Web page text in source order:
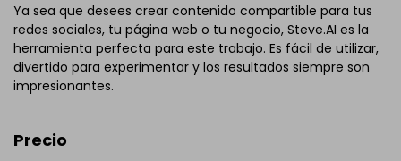
Ya sea que desees crear contenido compartible para tus
redes sociales, tu página web o tu negocio, Steve.AI es la
herramienta perfecta para este trabajo. Es fácil de utilizar,
divertido para experimentar y los resultados siempre son
impresionantes.
Precio